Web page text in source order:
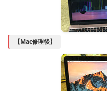
【Mac修理後】